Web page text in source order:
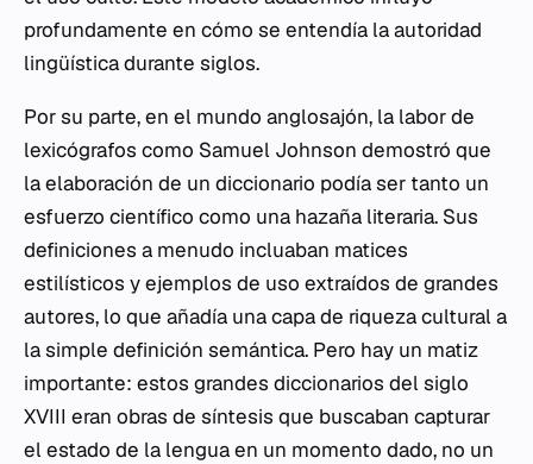
profundamente en cómo se entendía la autoridad
lingüística durante siglos.
Por su parte, en el mundo anglosajón, la labor de
lexicógrafos como Samuel Johnson demostró que
la elaboración de un diccionario podía ser tanto un
esfuerzo científico como una hazaña literaria. Sus
definiciones a menudo incluaban matices
estilísticos y ejemplos de uso extraídos de grandes
autores, lo que añadía una capa de riqueza cultural a
la simple definición semántica. Pero hay un matiz
importante: estos grandes diccionarios del siglo
XVIII eran obras de síntesis que buscaban capturar
el estado de la lengua en un momento dado, no un